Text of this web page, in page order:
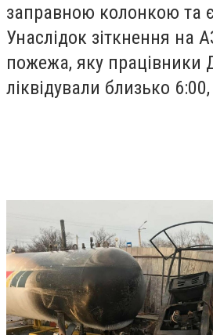
заправною колонкою та
Унаслідок зіткнення на
пожежа, яку працівники
ліквідували близько